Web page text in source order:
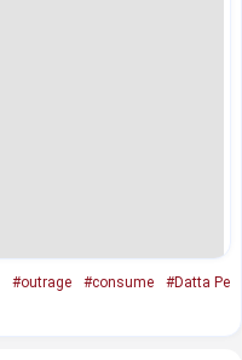
#outrage #consume
#Datta Pe